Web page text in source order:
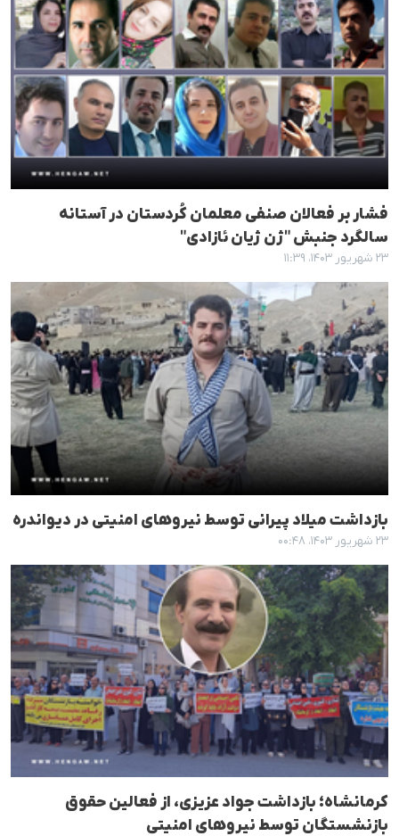
فشار بر فعالان صنفی معلمان کُردستان در آستانه
سالگرد جنبش "ژن ژیان ئازادی"
۲۳ شهریور ۱۴۰۳، ۱۱:۳۹
بازداشت میلاد پیرانی توسط نیروهای امنیتی در دیواندره
۲۳ شهریور ۱۴۰۳، ۰۰:۴۸
کرمانشاه؛ بازداشت جواد عزیزی، از فعالین حقوق
بازنشستگان توسط نیروهای امنیتی